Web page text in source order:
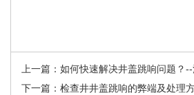
上一篇：如何快速解决井盖跳响问题？